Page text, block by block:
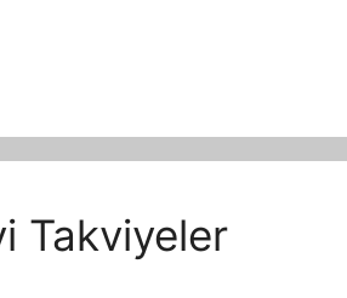
Takviyeler